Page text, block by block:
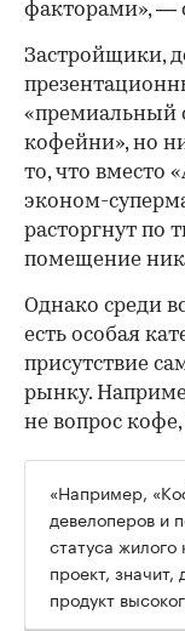
факторами», —
Застройщики,
«премиальный
кофейни», но
то, что вместо
эконом-
расторгнут по
помещение
Однако среди
есть особая
присутствие
рынку.
не вопрос
«Например,
девелоперов и
статуса жилого
проект, значит,
продукт